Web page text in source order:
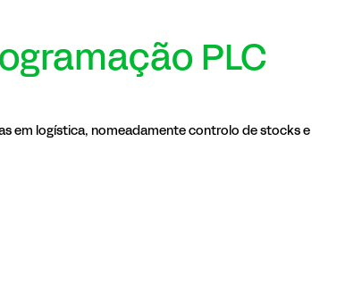
PLC
em logística, nomeadamente controlo de stocks e